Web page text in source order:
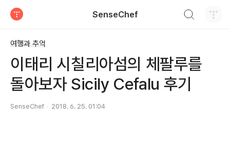
SenseChef
여행과 추억
이태리 시칠리아섬의 체팔루를
돌아보자 Sicily Cefalu 후기
SenseChef 2018. 6. 25. 01:04